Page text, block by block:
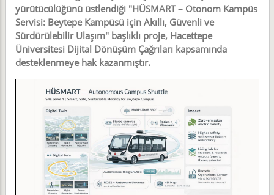
yürütücülüğünü üstlendiği "HÜSMART – Otonom Kampüs
Servisi: Beytepe Kampüsü için Akıllı, Güvenli ve
Sürdürülebilir Ulaşım" başlıklı proje, Hacettepe
Üniversitesi Dijital Dönüşüm Çağrıları kapsamında
desteklenmeye hak kazanmıştır.